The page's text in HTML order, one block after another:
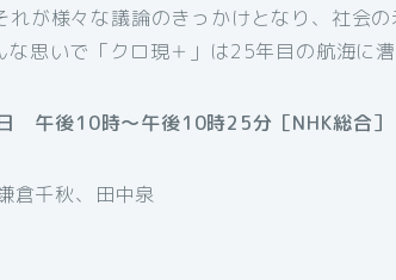
れが様々な議論のきっかけとなり、社会
思いで「クロ現＋」は25年目の航海に漕
午後10時～午後10時25分［NHK総合］
倉千秋、田中泉